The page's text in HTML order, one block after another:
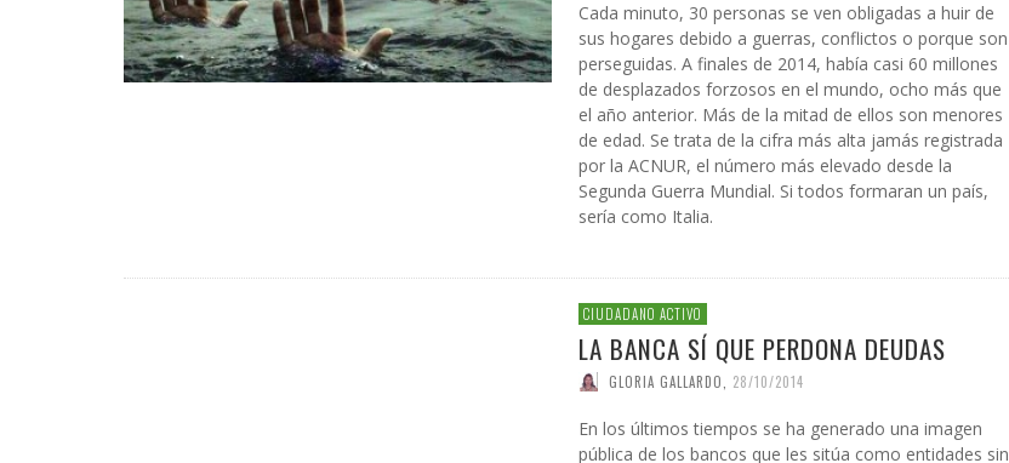
Cada minuto, 30 personas se ven obligadas a huir de
sus hogares debido a guerras, conflictos o porque son
perseguidas. A finales de 2014, había casi 60 millones
de desplazados forzosos en el mundo, ocho más que
el año anterior. Más de la mitad de ellos son menores
de edad. Se trata de la cifra más alta jamás registrada
por la ACNUR, el número más elevado desde la
Segunda Guerra Mundial. Si todos formaran un país,
sería como Italia.
CIUDADANO ACTIVO
LA BANCA SÍ QUE PERDONA DEUDAS
GLORIA GALLARDO 28/10/2014
En los últimos tiempos se ha generado una imagen
pública de los bancos que les sitúa como entidades sin